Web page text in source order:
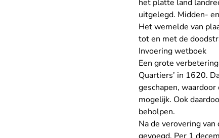
het platte land
uitgelegd. Midden-
Het wemelde van
tot en met de
Invoering wetboek
Een grote
Quartiers’ in 1620.
geschapen,
mogelijk. Ook
beholpen.
Na de verovering